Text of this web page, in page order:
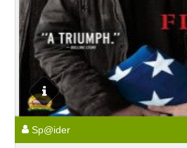
Sp@ider